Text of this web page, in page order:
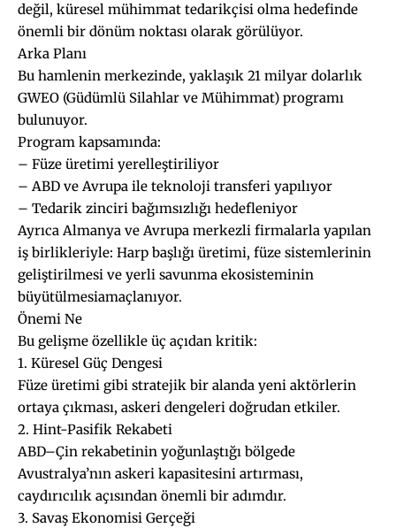
değil, küresel mühimmat tedarikçisi olma hedefinde
önemli bir dönüm noktası olarak görülüyor.
Arka Planı
Bu hamlenin merkezinde, yaklaşık 21 milyar dolarlık
GWEO (Güdümlü Silahlar ve Mühimmat) programı
bulunuyor.
Program kapsamında:
– Füze üretimi yerelleştiriliyor
– ABD ve Avrupa ile teknoloji transferi yapılıyor
– Tedarik zinciri bağımsızlığı hedefleniyor
Ayrıca Almanya ve Avrupa merkezli firmalarla yapılan
iş birlikleriyle: Harp başlığı üretimi, füze sistemlerinin
geliştirilmesi ve yerli savunma ekosisteminin
büyütülmesiamaçlanıyor.
Önemi Ne
Bu gelişme özellikle üç açıdan kritik:
1. Küresel Güç Dengesi
Füze üretimi gibi stratejik bir alanda yeni aktörlerin
ortaya çıkması, askeri dengeleri doğrudan etkiler.
2. Hint-Pasifik Rekabeti
ABD–Çin rekabetinin yoğunlaştığı bölgede
Avustralya’nın askeri kapasitesini artırması,
caydırıcılık açısından önemli bir adımdır.
3. Savaş Ekonomisi Gerçeği